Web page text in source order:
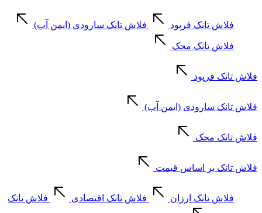
فلاش تانک فرپود فلاش تانک سارودی (ایمن آب)
فلاش تانک محک
فلاش تانک فرپود
فلاش تانک سارودی (ایمن آب)
فلاش تانک محک
فلاش تانک بر اساس قیمت
فلاش تانک ارزان فلاش تانک اقتصادی فلاش تانک